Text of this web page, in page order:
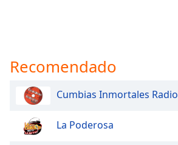
Recomendado
Cumbias Inmortales Radio
La Poderosa